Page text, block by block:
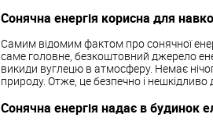
Сонячна енергія корисна для
Самим відомим фактом про сонячної
саме головне, безкоштовний джерело
викиди вуглецю в атмосферу. Немає
природу. Отже, це безпечно і
Сонячна енергія надає в будинок